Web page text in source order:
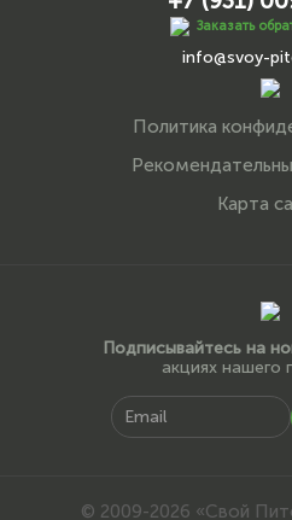
Заказать
info@svoy-
Политика
Карта
Подписывайтесь на
акциях нашего
© 2009-2026 «Свой